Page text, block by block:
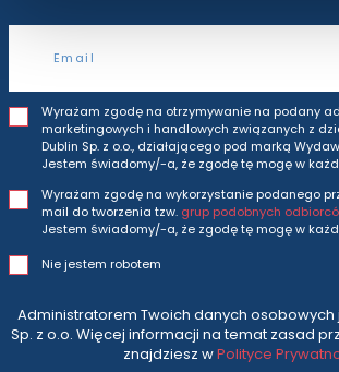
Wyrażam zgodę na otrzymywanie na podany
marketingowych i handlowych związanych z
Dublin Sp. z o.o., działającego pod marką
Jestem świadomy/-a, że zgodę tę mogę w
Wyrażam zgodę na wykorzystanie podanego
mail do tworzenia tzw. grup podobnych
Jestem świadomy/-a, że zgodę tę mogę w
Nie jestem robotem
Administratorem Twoich danych osobowych
Sp. z o.o. Więcej informacji na temat zasad
znajdziesz wPolityce